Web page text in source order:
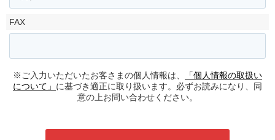
FAX
※ご入力いただいたお客さまの個人情報は、
「個人情報の取扱い
について」 に基づき適正に取り扱います。必ずお読みになり、同
意の上お問い合わせください。